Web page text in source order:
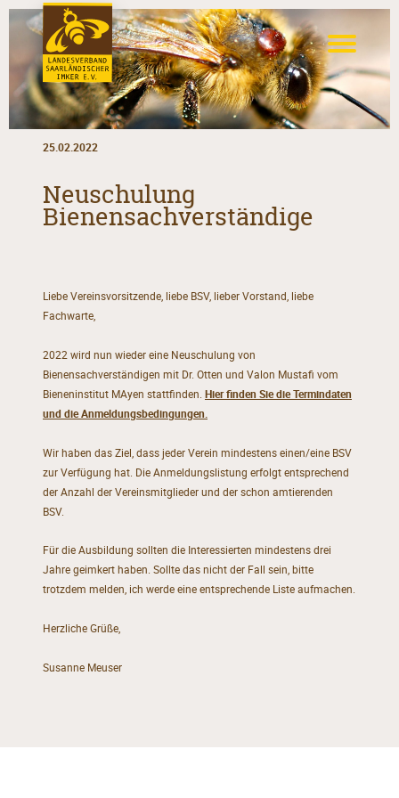
25.02.2022
Neuschulung
Bienensachverständige
Liebe Vereinsvorsitzende, liebe BSV, lieber Vorstand, liebe
Fachwarte,
2022 wird nun wieder eine Neuschulung von
Bienensachverständigen mit Dr. Otten und Valon Mustafi vom
Bieneninstitut MAyen stattfinden. Hier finden Sie die Termindaten
und die Anmeldungsbedingungen.
Wir haben das Ziel, dass jeder Verein mindestens einen/eine BSV
zur Verfügung hat. Die Anmeldungslistung erfolgt entsprechend
der Anzahl der Vereinsmitglieder und der schon amtierenden
BSV.
Für die Ausbildung sollten die Interessierten mindestens drei
Jahre geimkert haben. Sollte das nicht der Fall sein, bitte
trotzdem melden, ich werde eine entsprechende Liste aufmachen.
Herzliche Grüße,
Susanne Meuser